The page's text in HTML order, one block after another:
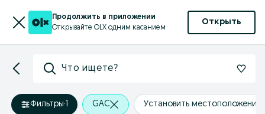
Продолжить в приложении
Открывайте OLX одним касанием
Открыть
Что ищете?
Фильтры·1 GAC Установить местоположение